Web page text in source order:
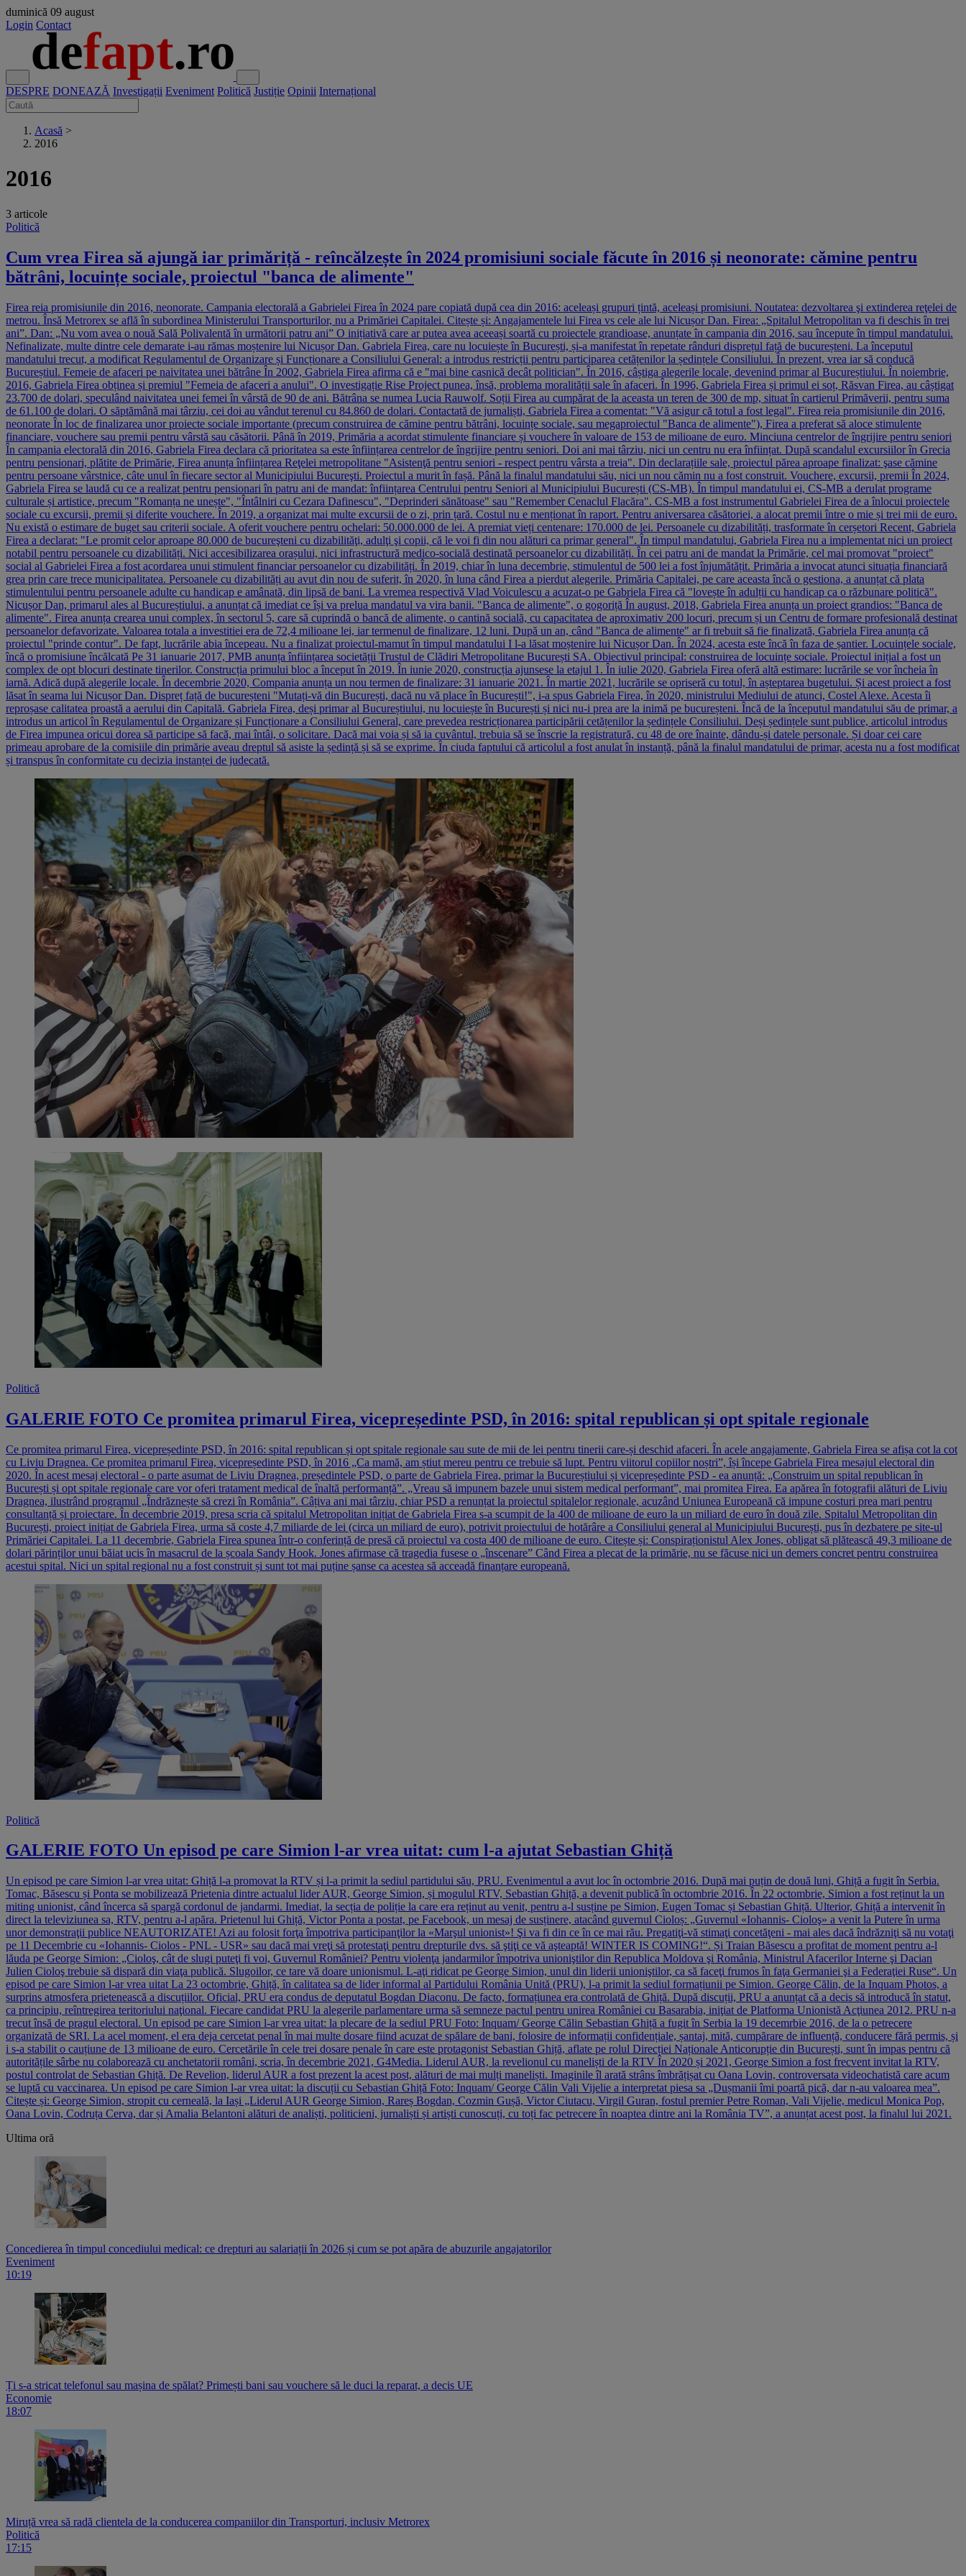
duminică 09 august
Login Contact
DESPRE DONEAZĂ Investigații Eveniment Politică Justiție Opinii Internațional
Acasă >
2016
2016
3 articole
Politică
Cum vrea Firea să ajungă iar primăriță - reîncălzește în 2024 promisiuni sociale făcute în 2016 și neonorate: cămine pentru
bătrâni, locuințe sociale, proiectul "banca de alimente"
Firea reia promisiunile din 2016, neonorate. Campania electorală a Gabrielei Firea în 2024 pare copiată după cea din 2016: aceleași grupuri țintă, aceleași promisiuni. Noutatea: dezvoltarea şi extinderea reţelei de
metrou. Însă Metrorex se află în subordinea Ministerului Transporturilor, nu a Primăriei Capitalei. Citește și: Angajamentele lui Firea vs cele ale lui Nicușor Dan. Firea: „Spitalul Metropolitan va fi deschis în trei
ani”. Dan: „Nu vom avea o nouă Sală Polivalentă în următorii patru ani” O inițiativă care ar putea avea aceeași soartă cu proiectele grandioase, anunțate în campania din 2016, sau începute în timpul mandatului.
Nefinalizate, multe dintre cele demarate i-au rămas moștenire lui Nicușor Dan. Gabriela Firea, care nu locuiește în București, și-a manifestat în repetate rânduri disprețul față de bucureșteni. La începutul
mandatului trecut, a modificat Regulamentul de Organizare și Funcționare a Consiliului General: a introdus restricții pentru participarea cetățenilor la ședințele Consiliului. În prezent, vrea iar să conducă
Bucureștiul. Femeie de afaceri pe naivitatea unei bătrâne În 2002, Gabriela Firea afirma că e "mai bine casnică decât politician". În 2016, câștiga alegerile locale, devenind primar al Bucureștiului. În noiembrie,
2016, Gabriela Firea obținea și premiul "Femeia de afaceri a anului". O investigație Rise Project punea, însă, problema moralității sale în afaceri. În 1996, Gabriela Firea și primul ei soț, Răsvan Firea, au câștigat
23.700 de dolari, speculând naivitatea unei femei în vârstă de 90 de ani. Bătrâna se numea Lucia Rauwolf. Soții Firea au cumpărat de la aceasta un teren de 300 de mp, situat în cartierul Primăverii, pentru suma
de 61.100 de dolari. O săptămână mai târziu, cei doi au vândut terenul cu 84.860 de dolari. Contactată de jurnaliști, Gabriela Firea a comentat: "Vă asigur că totul a fost legal". Firea reia promisiunile din 2016,
neonorate În loc de finalizarea unor proiecte sociale importante (precum construirea de cămine pentru bătrâni, locuințe sociale, sau megaproiectul "Banca de alimente"), Firea a preferat să aloce stimulente
financiare, vouchere sau premii pentru vârstă sau căsătorii. Până în 2019, Primăria a acordat stimulente financiare și vouchere în valoare de 153 de milioane de euro. Minciuna centrelor de îngrijire pentru seniori
În campania electorală din 2016, Gabriela Firea declara că prioritatea sa este înființarea centrelor de îngrijire pentru seniori. Doi ani mai târziu, nici un centru nu era înființat. După scandalul excursiilor în Grecia
pentru pensionari, plătite de Primărie, Firea anunța înființarea Reţelei metropolitane "Asistenţă pentru seniori - respect pentru vârsta a treia". Din declarațiile sale, proiectul părea aproape finalizat: şase cămine
pentru persoane vârstnice, câte unul în fiecare sector al Municipiului Bucureşti. Proiectul a murit în fașă. Până la finalul mandatului său, nici un nou cămin nu a fost construit. Vouchere, excursii, premii În 2024,
Gabriela Firea se laudă cu ce a realizat pentru pensionari în patru ani de mandat: înființarea Centrului pentru Seniori al Municipiului București (CS-MB). În timpul mandatului ei, CS-MB a derulat programe
culturale și artistice, precum "Romanța ne unește", "Întâlniri cu Cezara Dafinescu", "Deprinderi sănătoase" sau "Remember Cenaclul Flacăra". CS-MB a fost instrumentul Gabrielei Firea de a înlocui proiectele
sociale cu excursii, premii și diferite vouchere. În 2019, a organizat mai multe excursii de o zi, prin țară. Costul nu e menționat în raport. Pentru aniversarea căsătoriei, a alocat premii între o mie și trei mii de euro.
Nu există o estimare de buget sau criterii sociale. A oferit vouchere pentru ochelari: 50.000.000 de lei. A premiat vieți centenare: 170.000 de lei. Persoanele cu dizabilități, trasformate în cerșetori Recent, Gabriela
Firea a declarat: "Le promit celor aproape 80.000 de bucureşteni cu dizabilităţi, adulţi şi copii, că le voi fi din nou alături ca primar general". În timpul mandatului, Gabriela Firea nu a implementat nici un proiect
notabil pentru persoanele cu dizabilități. Nici accesibilizarea orașului, nici infrastructură medico-socială destinată persoanelor cu dizabilități. În cei patru ani de mandat la Primărie, cel mai promovat "proiect"
social al Gabrielei Firea a fost acordarea unui stimulent financiar persoanelor cu dizabilități. În 2019, chiar în luna decembrie, stimulentul de 500 lei a fost înjumătățit. Primăria a invocat atunci situația financiară
grea prin care trece municipalitatea. Persoanele cu dizabilități au avut din nou de suferit, în 2020, în luna când Firea a pierdut alegerile. Primăria Capitalei, pe care aceasta încă o gestiona, a anunțat că plata
stimulentului pentru persoanele adulte cu handicap e amânată, din lipsă de bani. La vremea respectivă Vlad Voiculescu a acuzat-o pe Gabriela Firea că "lovește în adulții cu handicap ca o răzbunare politică".
Nicușor Dan, primarul ales al Bucureștiului, a anunțat că imediat ce își va prelua mandatul va vira banii. "Banca de alimente", o gogoriță În august, 2018, Gabriela Firea anunța un proiect grandios: "Banca de
alimente". Firea anunța crearea unui complex, în sectorul 5, care să cuprindă o bancă de alimente, o cantină socială, cu capacitatea de aproximativ 200 locuri, precum și un Centru de formare profesională destinat
persoanelor defavorizate. Valoarea totala a investitiei era de 72,4 milioane lei, iar termenul de finalizare, 12 luni. După un an, când "Banca de alimente" ar fi trebuit să fie finalizată, Gabriela Firea anunța că
proiectul "prinde contur". De fapt, lucrările abia începeau. Nu a finalizat proiectul-mamut în timpul mandatului I l-a lăsat moștenire lui Nicușor Dan. În 2024, acesta este încă în faza de șantier. Locuințele sociale,
încă o promisiune încălcată Pe 31 ianuarie 2017, PMB anunța înființarea societății Trustul de Clădiri Metropolitane București SA. Obiectivul principal: construirea de locuințe sociale. Proiectul inițial a fost un
complex de opt blocuri destinate tinerilor. Construcția primului bloc a început în 2019. În iunie 2020, construcția ajunsese la etajul 1. În iulie 2020, Gabriela Firea oferă altă estimare: lucrările se vor încheia în
iarnă. Adică după alegerile locale. În decembrie 2020, Compania anunța un nou termen de finalizare: 31 ianuarie 2021. În martie 2021, lucrările se opriseră cu totul, în așteptarea bugetului. Și acest proiect a fost
lăsat în seama lui Nicușor Dan. Dispreț față de bucureșteni "Mutați-vă din București, dacă nu vă place în București!", i-a spus Gabriela Firea, în 2020, ministrului Mediului de atunci, Costel Alexe. Acesta îi
reproșase calitatea proastă a aerului din Capitală. Gabriela Firea, deși primar al Bucureștiului, nu locuiește în București și nici nu-i prea are la inimă pe bucureșteni. Încă de la începutul mandatului său de primar, a
introdus un articol în Regulamentul de Organizare și Funcționare a Consiliului General, care prevedea restricționarea participării cetățenilor la ședințele Consiliului. Deși ședințele sunt publice, articolul introdus
de Firea impunea oricui dorea să participe să facă, mai întâi, o solicitare. Dacă mai voia și să ia cuvântul, trebuia să se înscrie la registratură, cu 48 de ore înainte, dându-și datele personale. Și doar cei care
primeau aprobare de la comisiile din primărie aveau dreptul să asiste la ședință și să se exprime. În ciuda faptului că articolul a fost anulat în instanță, până la finalul mandatului de primar, acesta nu a fost modificat
și transpus în conformitate cu decizia instanței de judecată.
Politică
GALERIE FOTO Ce promitea primarul Firea, vicepreședinte PSD, în 2016: spital republican și opt spitale regionale
Ce promitea primarul Firea, vicepreședinte PSD, în 2016: spital republican și opt spitale regionale sau sute de mii de lei pentru tinerii care-și deschid afaceri. În acele angajamente, Gabriela Firea se afișa cot la cot
cu Liviu Dragnea. Ce promitea primarul Firea, vicepreședinte PSD, în 2016 „Ca mamă, am știut mereu pentru ce trebuie să lupt. Pentru viitorul copiilor noștri”, își începe Gabriela Firea mesajul electoral din
2020. În acest mesaj electoral - o parte asumat de Liviu Dragnea, președintele PSD, o parte de Gabriela Firea, primar la Bucureștiului și vicepreședinte PSD - ea anunță: „Construim un spital republican în
București și opt spitale regionale care vor oferi tratament medical de înaltă performanță”. „Vreau să impunem bazele unui sistem medical performant”, mai promitea Firea. Ea apărea în fotografii alături de Liviu
Dragnea, ilustrând programul „Îndrăznește să crezi în România”. Câțiva ani mai târziu, chiar PSD a renunțat la proiectul spitalelor regionale, acuzând Uniunea Europeană că impune costuri prea mari pentru
consultanță și proiectare. În decembrie 2019, presa scria că spitalul Metropolitan inițiat de Gabriela Firea s-a scumpit de la 400 de milioane de euro la un miliard de euro în două zile. Spitalul Metropolitan din
București, proiect inițiat de Gabriela Firea, urma să coste 4,7 miliarde de lei (circa un miliard de euro), potrivit proiectului de hotărâre a Consiliului general al Municipiului București, pus în dezbatere pe site-ul
Primăriei Capitalei. La 11 decembrie, Gabriela Firea spunea într-o conferință de presă că proiectul va costa 400 de milioane de euro. Citește și: Conspiraționistul Alex Jones, obligat să plătească 49,3 milioane de
dolari părinților unui băiat ucis în masacrul de la școala Sandy Hook. Jones afirmase că tragedia fusese o „înscenare” Când Firea a plecat de la primărie, nu se făcuse nici un demers concret pentru construirea
acestui spital. Nici un spital regional nu a fost construit și sunt tot mai puține șanse ca acestea să acceadă finanțare europeană.
Politică
GALERIE FOTO Un episod pe care Simion l-ar vrea uitat: cum l-a ajutat Sebastian Ghiță
Un episod pe care Simion l-ar vrea uitat: Ghiță l-a promovat la RTV și l-a primit la sediul partidului său, PRU. Evenimentul a avut loc în octombrie 2016. După mai puțin de două luni, Ghiță a fugit în Serbia.
Tomac, Băsescu și Ponta se mobilizează Prietenia dintre actualul lider AUR, George Simion, și mogulul RTV, Sebastian Ghiță, a devenit publică în octombrie 2016. În 22 octombrie, Simion a fost reținut la un
miting unionist, când încerca să spargă cordonul de jandarmi. Imediat, la secția de poliție la care era reținut au venit, pentru a-l susține pe Simion, Eugen Tomac și Sebastian Ghiță. Ulterior, Ghiță a intervenit în
direct la televiziunea sa, RTV, pentru a-l apăra. Prietenul lui Ghiță, Victor Ponta a postat, pe Facebook, un mesaj de susținere, atacând guvernul Cioloș: „Guvernul «Iohannis- Cioloş» a venit la Putere în urma
unor demonstraţii publice NEAUTORIZATE! Azi au folosit forţa împotriva participanţilor la «Marşul unionist»! Şi va fi din ce în ce mai rău. Pregatiţi-vă stimaţi concetăţeni - mai ales dacă îndrăzniţi să nu votaţi
pe 11 Decembrie cu «Iohannis- Ciolos - PNL - USR» sau dacă mai vreţi să protestaţi pentru drepturile dvs. să ştiţi ce vă aşteaptă! WINTER IS COMING!“. Și Traian Băsescu a profitat de moment pentru a-l
lăuda pe George Simion: „Cioloş, cât de slugi puteţi fi voi, Guvernul României? Pentru violenţa jandarmilor împotriva unioniştilor din Republica Moldova şi România, Ministrul Afacerilor Interne şi Dacian
Julien Cioloş trebuie să dispară din viaţa publică. Slugoilor, ce tare vă doare unionismul. L-aţi ridicat pe George Simion, unul din liderii unioniştilor, ca să faceţi frumos în faţa Germaniei şi a Federaţiei Ruse“. Un
episod pe care Simion l-ar vrea uitat La 23 octombrie, Ghiță, în calitatea sa de lider informal al Partidului România Unită (PRU), l-a primit la sediul formațiunii pe Simion. George Călin, de la Inquam Photos, a
surprins atmosfera prietenească a discuțiilor. Oficial, PRU era condus de deputatul Bogdan Diaconu. De facto, formațiunea era controlată de Ghiță. După discuții, PRU a anunțat că a decis să introducă în statut,
ca principiu, reîntregirea teritoriului naţional. Fiecare candidat PRU la alegerile parlamentare urma să semneze pactul pentru unirea României cu Basarabia, iniţiat de Platforma Unionistă Acţiunea 2012. PRU n-a
trecut însă de pragul electoral. Un episod pe care Simion l-ar vrea uitat: la plecare de la sediul PRU Foto: Inquam/ George Călin Sebastian Ghiță a fugit în Serbia la 19 decemrbie 2016, de la o petrecere
organizată de SRI. La acel moment, el era deja cercetat penal în mai multe dosare fiind acuzat de spălare de bani, folosire de informații confidențiale, șan­taj, mită, cumpărare de influență, conducere fără permis, și
i s-a stabilit o cauțiune de 13 mi­lioane de euro. Cercetările în cele trei dosare penale în care este protagonist Sebastian Ghiță, aflate pe rolul Direcției Naționale Anticorupție din București, sunt în impas pentru că
autoritățile sârbe nu colaborează cu anchetatorii români, scria, în decembrie 2021, G4Media. Liderul AUR, la revelionul cu maneliști de la RTV În 2020 și 2021, George Simion a fost frecvent invitat la RTV,
postul controlat de Sebastian Ghiță. De Revelion, liderul AUR a fost prezent la acest post, alături de mai mulți maneliști. Imaginile îl arată strâns îmbrățișat cu Oana Lovin, controversata videochatistă care acum
se luptă cu vaccinarea. Un episod pe care Simion l-ar vrea uitat: la discuții cu Sebastian Ghiță Foto: Inquam/ George Călin Vali Vijelie a interpretat piesa sa „Dușmanii îmi poartă pică, dar n-au valoarea mea”.
Citește și: George Simion, stropit cu cerneală, la Iași „Liderul AUR George Simion, Rareș Bogdan, Cozmin Gușă, Victor Ciutacu, Virgil Guran, fostul premier Petre Roman, Vali Vijelie, medicul Monica Pop,
Oana Lovin, Codruța Cerva, dar și Amalia Belantoni alături de analiști, politicieni, jurnaliști și artiști cunoscuți, cu toți fac petrecere în noaptea dintre ani la România TV”, a anunțat acest post, la finalul lui 2021.
Ultima oră
Concedierea în timpul concediului medical: ce drepturi au salariații în 2026 și cum se pot apăra de abuzurile angajatorilor
Eveniment
10:19
Ți s-a stricat telefonul sau mașina de spălat? Primești bani sau vouchere să le duci la reparat, a decis UE
Economie
18:07
Miruță vrea să radă clientela de la conducerea companiilor din Transporturi, inclusiv Metrorex
Politică
17:15